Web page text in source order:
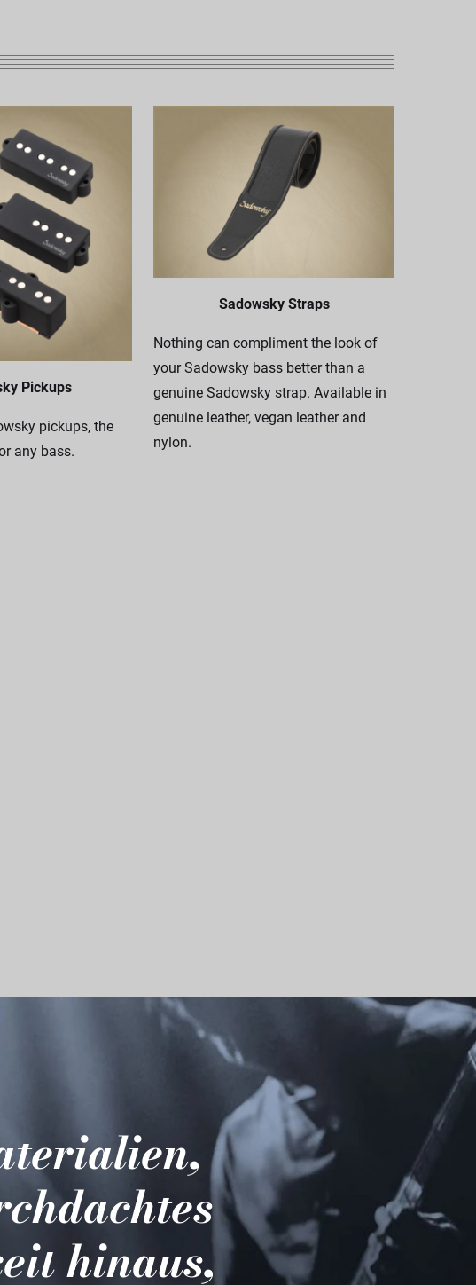
Pickups
pickups, the
any bass.
Sadowsky Straps
Nothing can compliment the look of
your Sadowsky bass better than a
genuine Sadowsky strap. Available in
genuine leather, vegan leather and
nylon.
hinaus,